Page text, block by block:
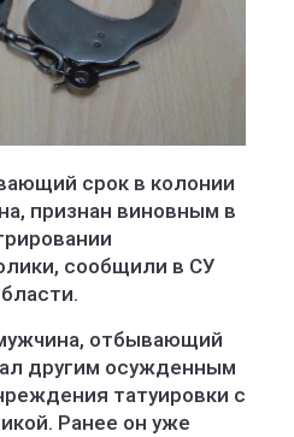
срок в колонии
признан виновным в
сообщили в СУ
отбывающий
другим осужденным
татуировки с
Ранее он уже